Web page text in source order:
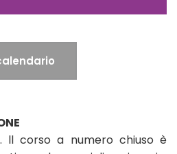
ll corso a numero chiuso è